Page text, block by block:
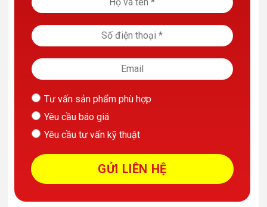
Tư vấn sản phẩm phù hợp
Yêu cầu báo giá
Yêu cầu tư vấn kỹ thuật